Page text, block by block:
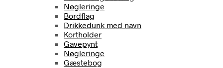
Nøgleringe
Bordflag
Drikkedunk med navn
Kortholder
Gavepynt
Nøgleringe
Gæstebog